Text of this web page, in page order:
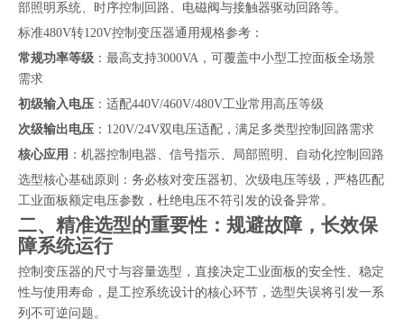
部照明系统、时序控制回路、电磁阀与接触器驱动回路等。
标准480V转120V控制变压器通用规格参考：
常规功率等级 ：最高支持3000VA，可覆盖中小型工控面板全场景
需求
初级输入电压 ：适配440V/460V/480V工业常用高压等级
次级输出电压 ：120V/24V双电压适配，满足多类型控制回路需求
核心应用 ：机器控制电器、信号指示、局部照明、自动化控制回路
选型核心基础原则：务必核对变压器初、次级电压等级，严格匹配
工业面板额定电压参数，杜绝电压不符引发的设备异常。
二、精准选型的重要性：规避故障，长效保
障系统运行
控制变压器的尺寸与容量选型，直接决定工业面板的安全性、稳定
性与使用寿命，是工控系统设计的核心环节，选型失误将引发一系
列不可逆问题。